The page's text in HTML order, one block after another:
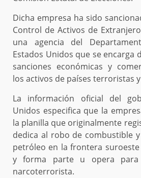
Dicha empresa ha sido
Control de Activos de
una agencia del
Estados Unidos que se encarga
sanciones económicas y
los activos de países terroristas
La información oficial del
Unidos especifica que la
la planilla que originalmente
dedica al robo de combustible
petróleo en la frontera
y forma parte u opera para
narcoterrorista.